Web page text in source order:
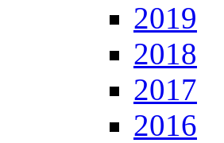
2019
2018
2017
2016